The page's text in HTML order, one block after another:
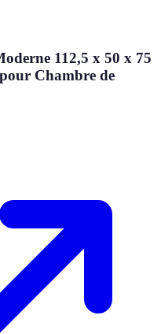
112,5 x 50 x 75
Chambre de